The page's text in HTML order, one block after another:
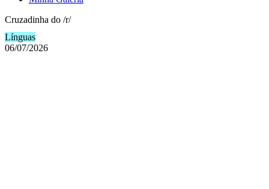
Cruzadinha do /r/
Línguas
06/07/2026